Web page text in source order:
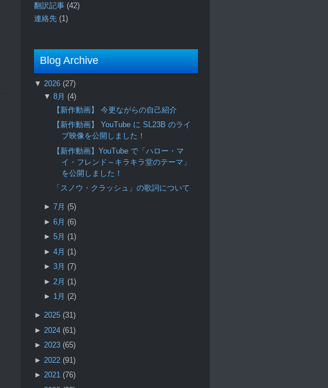
翻訳記事 (42)
連絡先 (1)
Blog Archive
▼ 2026 (27)
▼ 8月 (4)
【新作動画】 今更ながらの自己紹介
【新作動画】 YouTube に SL23B のライ
ブ映像を公開しました！
【新作動画】YouTube で「ハロー・マ
イ・フレンド～キラキラ堂のテーマ」
を公開しました！
「スノウ・クラッシュ」の歌詞について
► 7月 (5)
► 6月 (6)
► 5月 (1)
► 4月 (1)
► 3月 (7)
► 2月 (1)
► 1月 (2)
► 2025 (31)
► 2024 (61)
► 2023 (65)
► 2022 (91)
► 2021 (76)